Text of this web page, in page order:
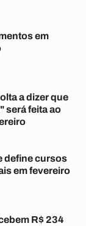
em
a dizer que
será feita ao
define cursos
em fevereiro
R$ 234